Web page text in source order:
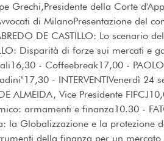
Grechi,Presidente della Corte
di MilanoPresentazione del
DE CASTILLO: Lo scenario
Disparità di forze sui mercati e
- Coffeebreak17,00 - PAOLO
- INTERVENTIVenerdì 24
ALMEIDA, Vice Presidente
armamenti e finanza10.30 -
la Globalizzazione e la protezione
della finanza per un